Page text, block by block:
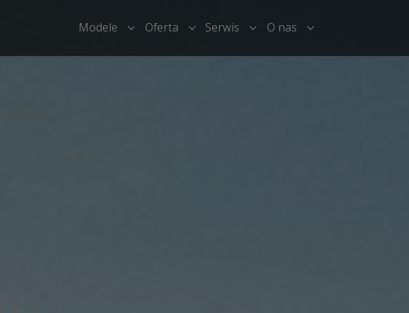
Modele Submenu for "Modele"
Oferta Submenu for "Oferta"
Serwis Submenu for "Serwis"
O nas Submenu for "O nas"